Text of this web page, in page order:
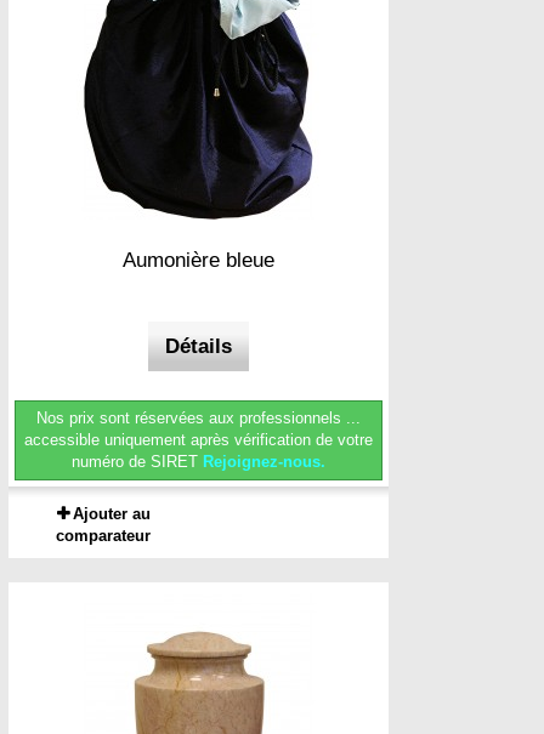
Aumonière bleue
Détails
Nos prix sont réservées aux professionnels ...
accessible uniquement après vérification de votre
numéro de SIRET Rejoignez-nous.
Ajouter au
comparateur